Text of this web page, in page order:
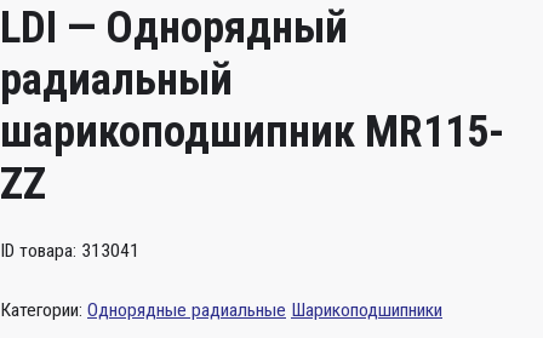
LDI — Однорядный
радиальный
шарикоподшипник MR115-
ZZ
ID товара: 313041
Категории: Однорядные радиальные Шарикоподшипники